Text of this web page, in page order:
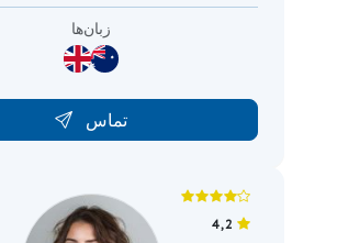
زبان‌ها
تماس
4,2